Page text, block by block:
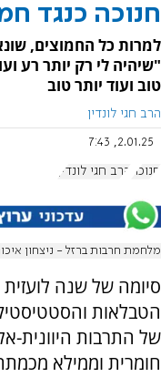
חנוכה כנגד חמוצי
למרות כל החמוצים,
"שיהיה לי רק יותר רע
טוב ועוד יותר טוב
הרב חגי לונדין
2.01.25, 7:43
חנוכה הרב חגי לונדין
מלחמת חרבות ברזל - ניצחון
סיומה של שנה
הטבלאות
של התרבות היוונית-
חומרית וממילא